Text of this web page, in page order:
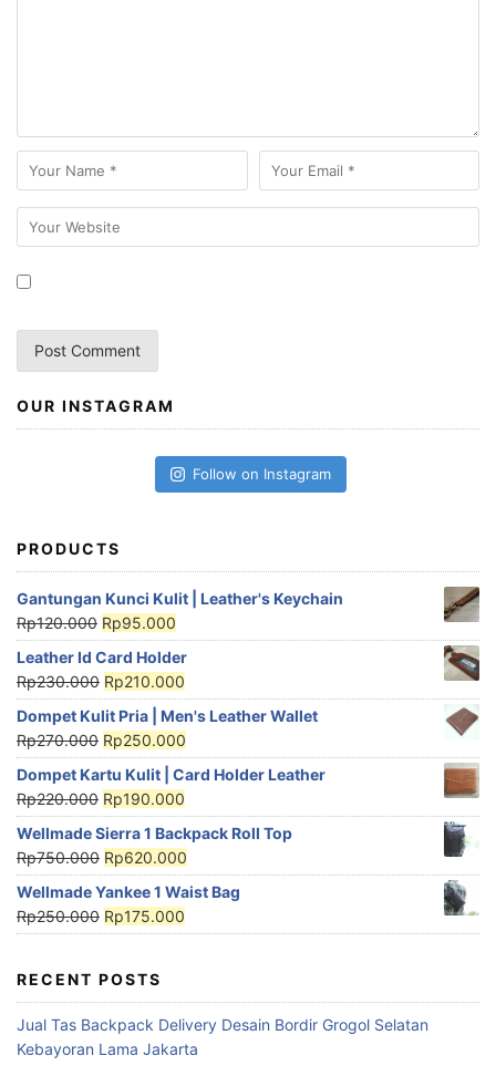
OUR INSTAGRAM
Follow on Instagram
PRODUCTS
Gantungan Kunci Kulit | Leather's Keychain
Rp120.000 Rp95.000
Leather Id Card Holder
Rp230.000 Rp210.000
Dompet Kulit Pria | Men's Leather Wallet
Rp270.000 Rp250.000
Dompet Kartu Kulit | Card Holder Leather
Rp220.000 Rp190.000
Wellmade Sierra 1 Backpack Roll Top
Rp750.000 Rp620.000
Wellmade Yankee 1 Waist Bag
Rp250.000 Rp175.000
RECENT POSTS
Jual Tas Backpack Delivery Desain Bordir Grogol Selatan
Kebayoran Lama Jakarta